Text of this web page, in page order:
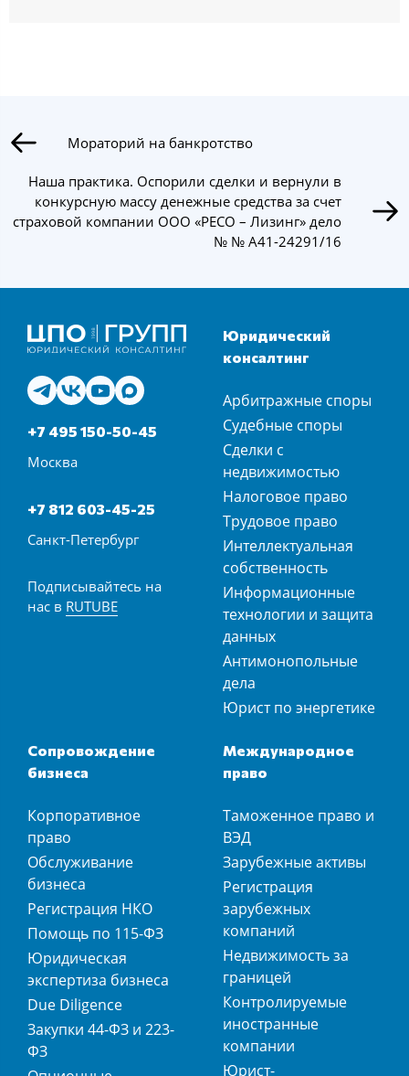
Мораторий на банкротство
Наша практика. Оспорили сделки и вернули в
конкурсную массу денежные средства за счет
страховой компании ООО «РЕСО – Лизинг» дело
№ № А41-24291/16
+7 495 150-50-45
Москва
+7 812 603-45-25
Санкт-Петербург
Подписывайтесь на
нас в RUTUBE
Юридический
консалтинг
Арбитражные споры
Судебные споры
Сделки с
недвижимостью
Налоговое право
Трудовое право
Интеллектуальная
собственность
Информационные
технологии и защита
данных
Антимонопольные
дела
Юрист по энергетике
Сопровождение
бизнеса
Корпоративное
право
Обслуживание
бизнеса
Регистрация НКО
Помощь по 115-ФЗ
Юридическая
экспертиза бизнеса
Due Diligence
Закупки 44-ФЗ и 223-
ФЗ
Международное
право
Таможенное право и
ВЭД
Зарубежные активы
Регистрация
зарубежных
компаний
Недвижимость за
границей
Контролируемые
иностранные
компании
Юрист-